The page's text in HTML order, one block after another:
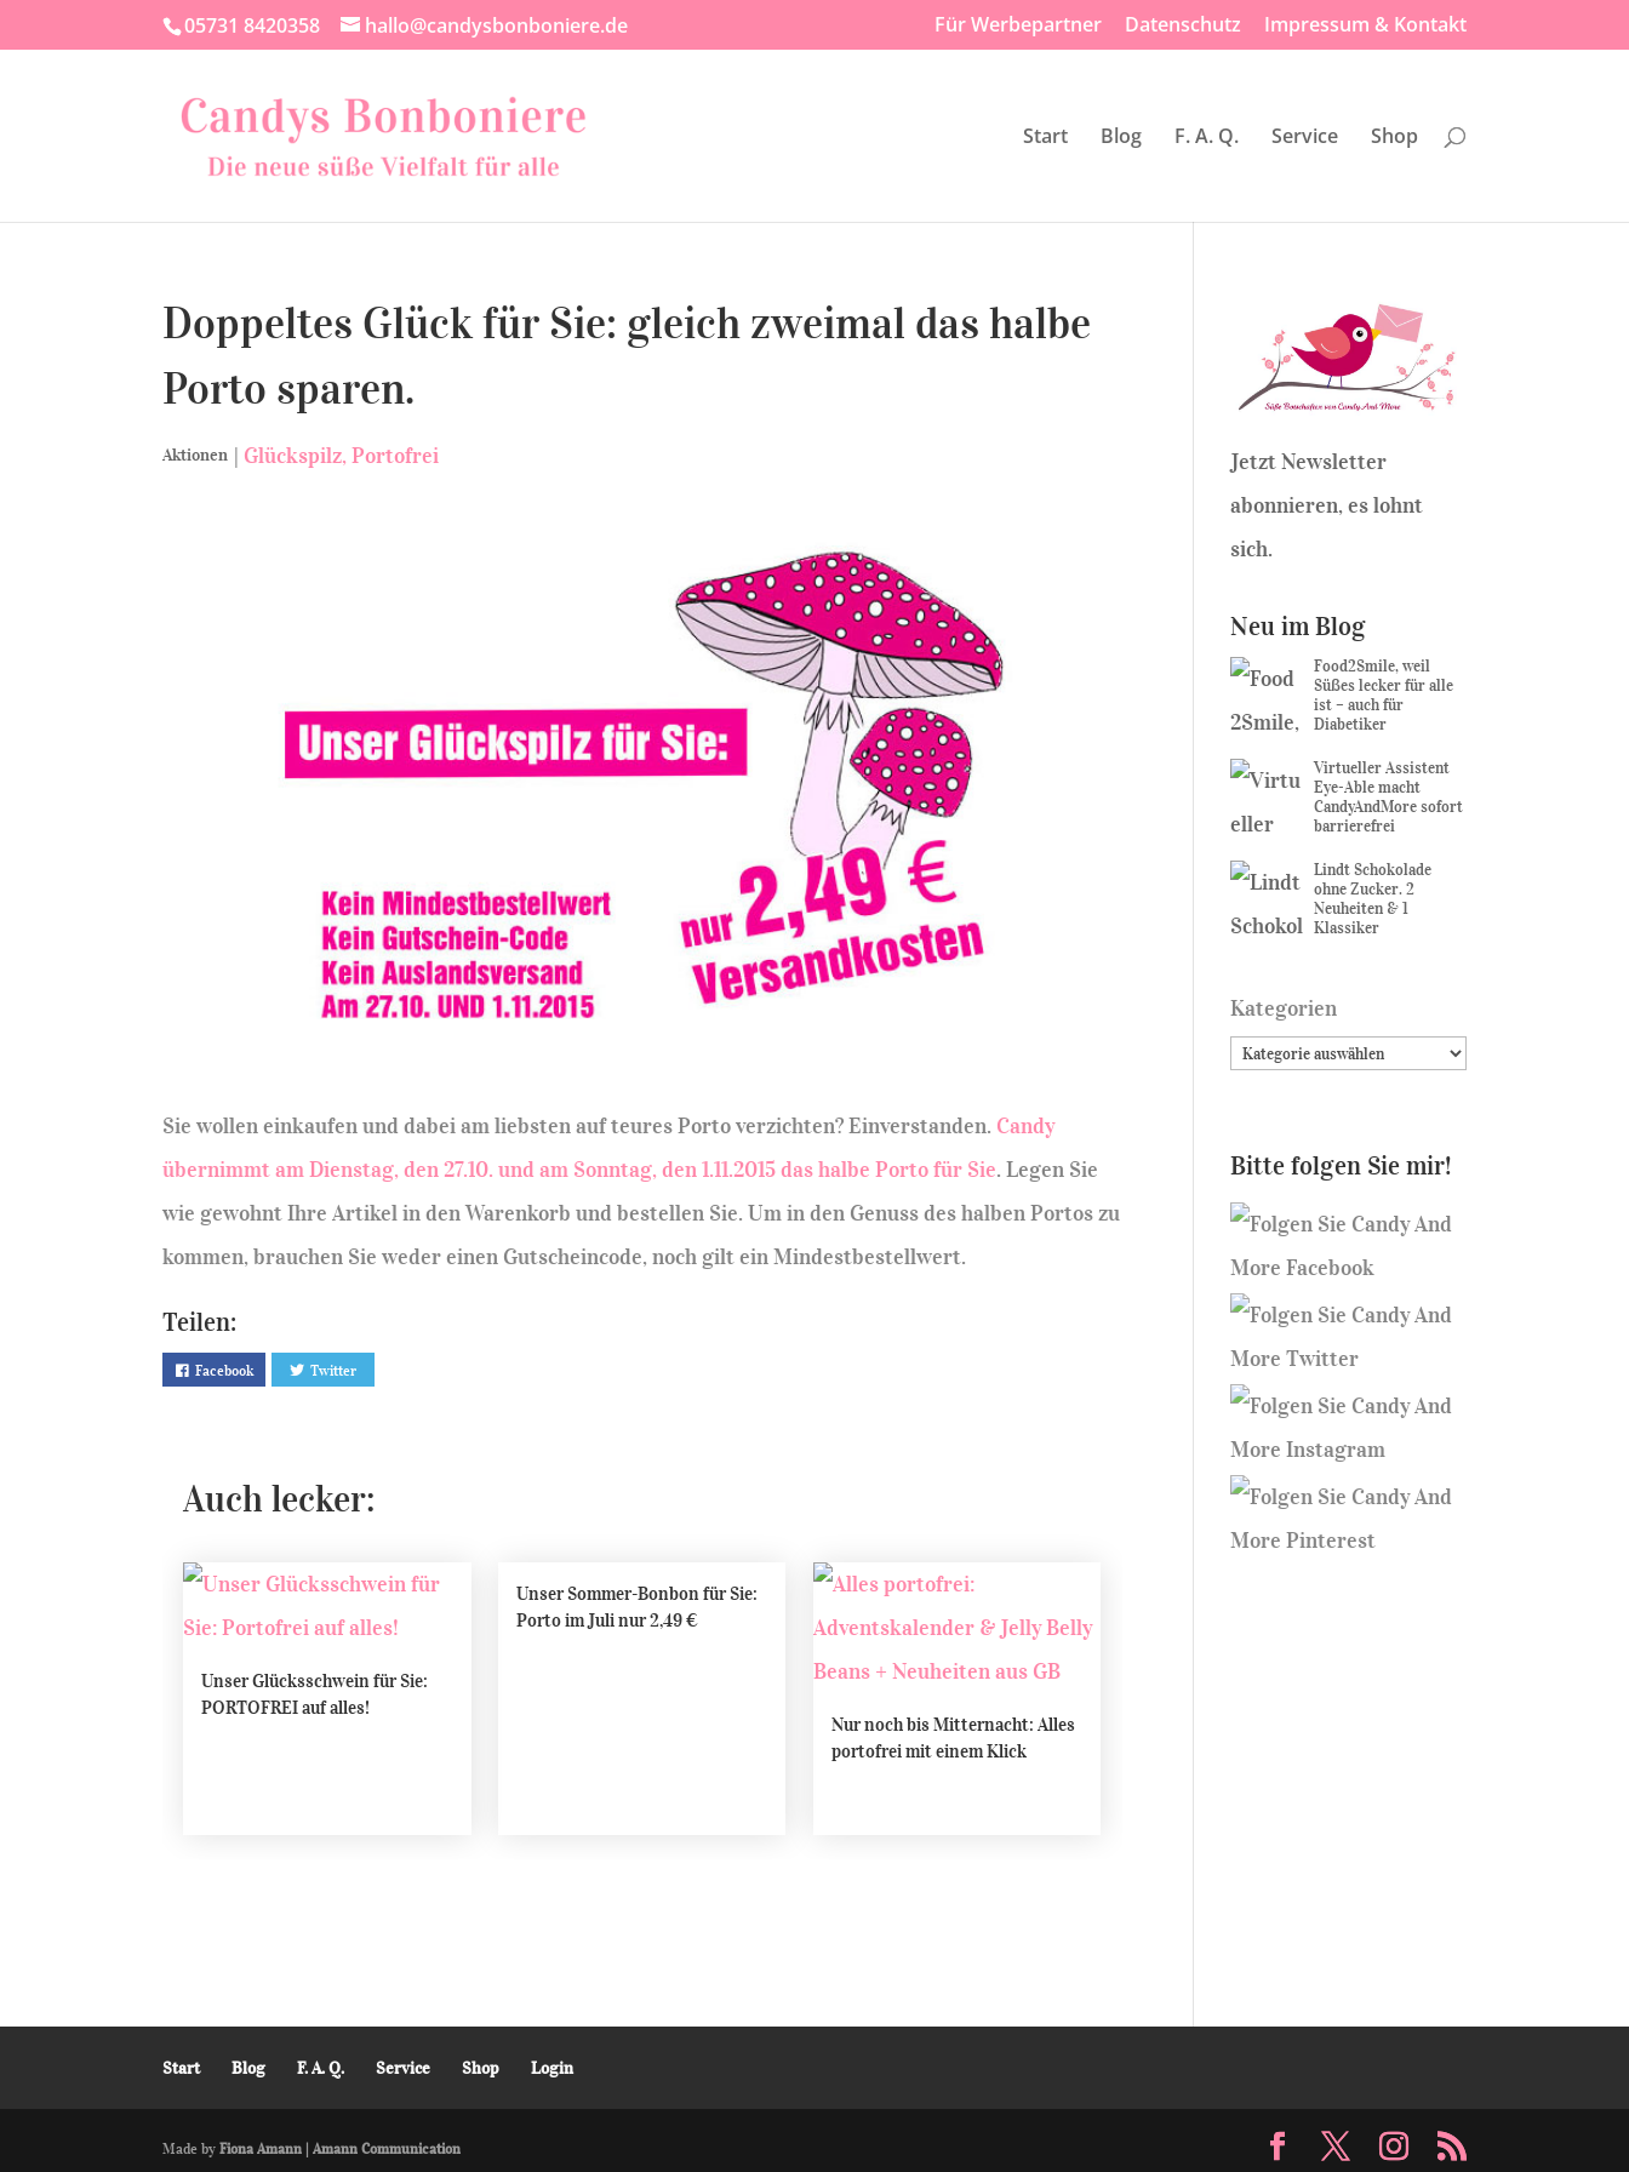
05731 8420358 hallo@candysbonboniere.de Für Werbepartner Datenschutz Impressum & Kontakt
Start Blog F. A. Q. Service Shop
Doppeltes Glück für Sie: gleich zweimal das halbe
Porto sparen.
Aktionen | Glückspilz Portofrei
Sie wollen einkaufen und dabei am liebsten auf teures Porto verzichten? Einverstanden. Candy
übernimmt am Dienstag, den 27.10. und am Sonntag, den 1.11.2015 das halbe Porto für Sie. Legen Sie
wie gewohnt Ihre Artikel in den Warenkorb und bestellen Sie. Um in den Genuss des halben Portos zu
kommen, brauchen Sie weder einen Gutscheincode, noch gilt ein Mindestbestellwert.
Teilen:
Facebook Twitter
Auch lecker:
Unser Glücksschwein für Sie:
PORTOFREI auf alles!
Unser Sommer-Bonbon für Sie:
Porto im Juli nur 2,49 €
Nur noch bis Mitternacht: Alles
portofrei mit einem Klick
Jetzt Newsletter
abonnieren, es lohnt
sich.
Neu im Blog
Food2Smile, weil
Süßes lecker für alle
ist – auch für
Diabetiker
Virtueller Assistent
Eye-Able macht
CandyAndMore sofort
barrierefrei
Lindt Schokolade
ohne Zucker. 2
Neuheiten & 1
Klassiker
Kategorien
Bitte folgen Sie mir!
Start Blog F. A. Q. Service Shop Login
Made byFiona Amann | Amann Communication